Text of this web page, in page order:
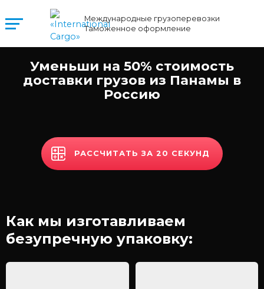
Международные грузоперевозки
Таможенное оформление
Уменьши на 50% стоимость
доставки грузов из Панамы в
Россию
РАССЧИТАТЬ ЗА 20 СЕКУНД
Как мы изготавливаем
безупречную упаковку: